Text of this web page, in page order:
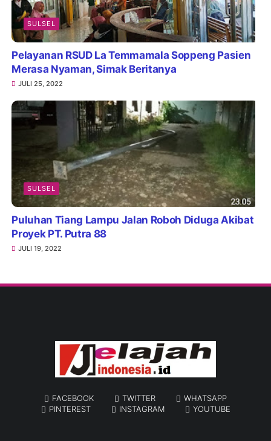
SULSEL
Pelayanan RSUD La Temmamala Soppeng Pasien
Merasa Nyaman, Simak Beritanya
JULI 25, 2022
SULSEL
Puluhan Tiang Lampu Jalan Roboh Diduga Akibat
Proyek PT. Putra 88
JULI 19, 2022
FACEBOOK TWITTER
WHATSAPP
PINTEREST
INSTAGRAM YOUTUBE